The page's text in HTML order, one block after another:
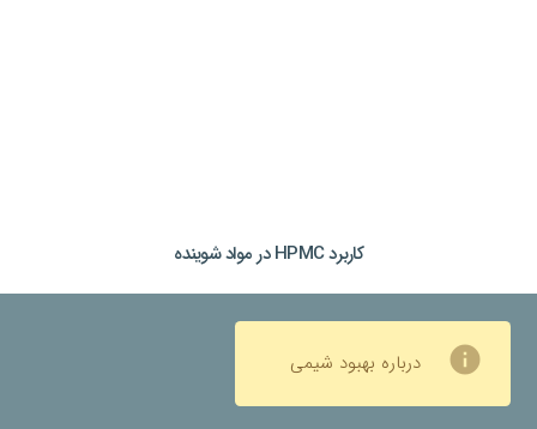
کاربرد HPMC در مواد شوینده
info درباره بهبود شیمی